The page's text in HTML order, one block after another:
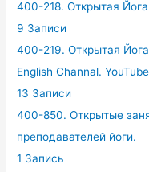
400-218. Открытая
9 Записи
400-219. Открытая
English Channal. YouTube
13 Записи
400-850. Открытые
преподавателей йоги.
1 Запись